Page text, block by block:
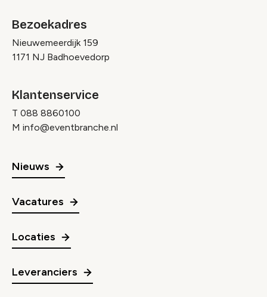
Bezoekadres
Nieuwemeerdijk 159
1171 NJ Badhoevedorp
Klantenservice
T 088 8860100
M info@eventbranche.nl
Nieuws
Vacatures
Locaties
Leveranciers